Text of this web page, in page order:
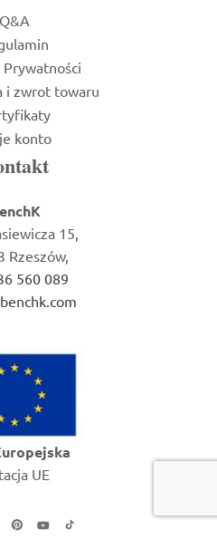
Q&A
i zwrot towaru
konto
15,
Rzeszów,
560 089
UE